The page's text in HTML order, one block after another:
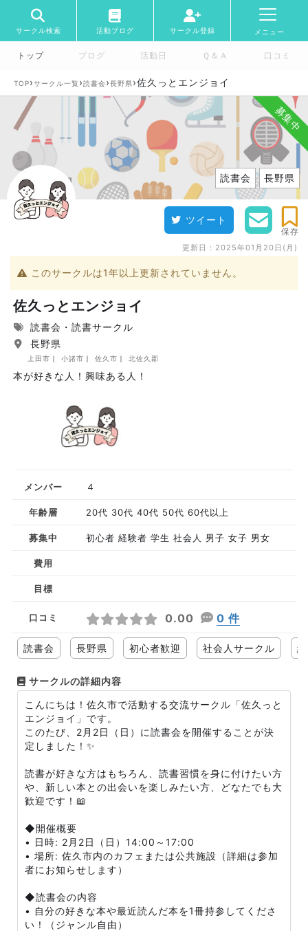
サークル検索 活動ブログ サークル登録 メニュー
トップ ブログ 活動日 Ｑ＆Ａ 口コミ
TOP›サークル一覧 ›読書会›長野県›佐久っとエンジョイ
募集中
読書会 長野県
ツイート
保存
更新日： 2025年01月20日(月)
このサークルは1年以上更新されていません。
佐久っとエンジョイ
読書会・読書サークル
長野県
上田市 小諸市 佐久市 北佐久郡
本が好きな人！興味ある人！
メンバー ４
年齢層 20代 30代 40代 50代 60代以上
募集中 初心者 経験者 学生 社会人 男子 女子 男女
費用
目標
口コミ 0.00 0 件
読書会 長野県 初心者歓迎 社会人サークル
サークルの詳細内容
こんにちは！佐久市で活動する交流サークル「佐久っと
エンジョイ」です。
このたび、2月2日（日）に読書会を開催することが決
定しました！✨
読書が好きな方はもちろん、読書習慣を身に付けたい方
や、新しい本との出会いを楽しみたい方、どなたでも大
歓迎です！📖
◆開催概要
• 日時: 2月2日（日）14:00～17:00
• 場所: 佐久市内のカフェまたは公共施設（詳細は参加
者にお知らせします）
◆読書会の内容
• 自分の好きな本や最近読んだ本を1冊持参してくださ
い！（ジャンル自由）